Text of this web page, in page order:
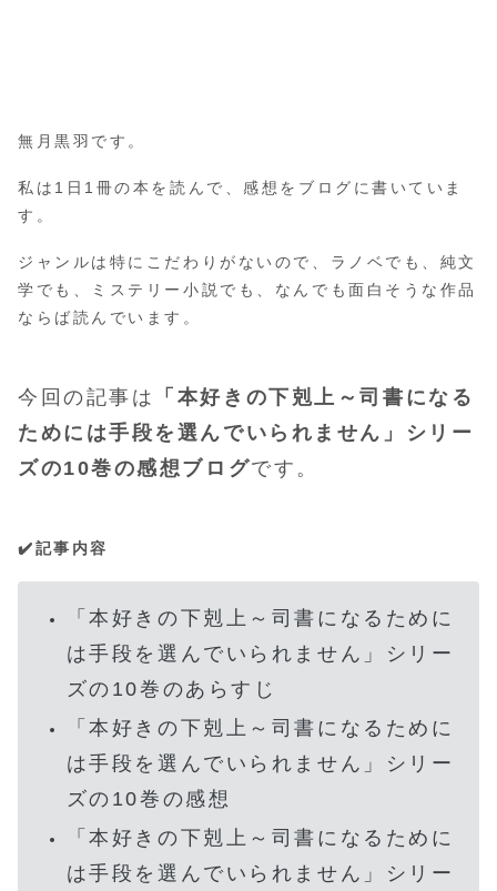
無月黒羽です。
私は1日1冊の本を読んで、感想をブログに書いていま
す。
ジャンルは特にこだわりがないので、ラノベでも、純文
学でも、ミステリー小説でも、なんでも面白そうな作品
ならば読んでいます。
今回の記事は
「本好きの下剋上～司書になる
ためには手段を選んでいられません」シリー
ズの10巻の感想ブログです。
✔️記事内容
「本好きの下剋上～司書になるために
は手段を選んでいられません」シリー
ズの10巻のあらすじ
「本好きの下剋上～司書になるために
は手段を選んでいられません」シリー
ズの10巻の感想
「本好きの下剋上～司書になるために
は手段を選んでいられません」シリー